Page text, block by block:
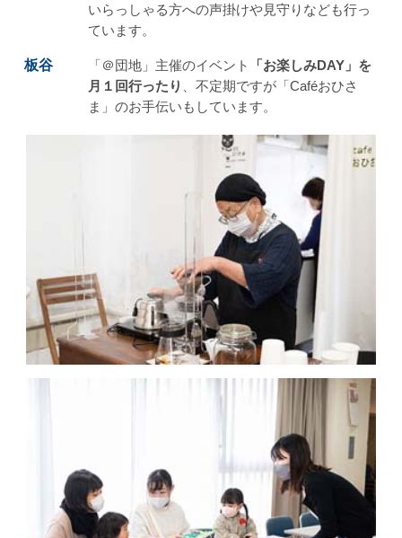
いらっしゃる方への声掛けや見守りなども行っ
ています。
板谷 「＠団地」主催のイベント
「お楽しみDAY」を
月１回行ったり
、不定期ですが「Caféおひさ
ま」のお手伝いもしています。